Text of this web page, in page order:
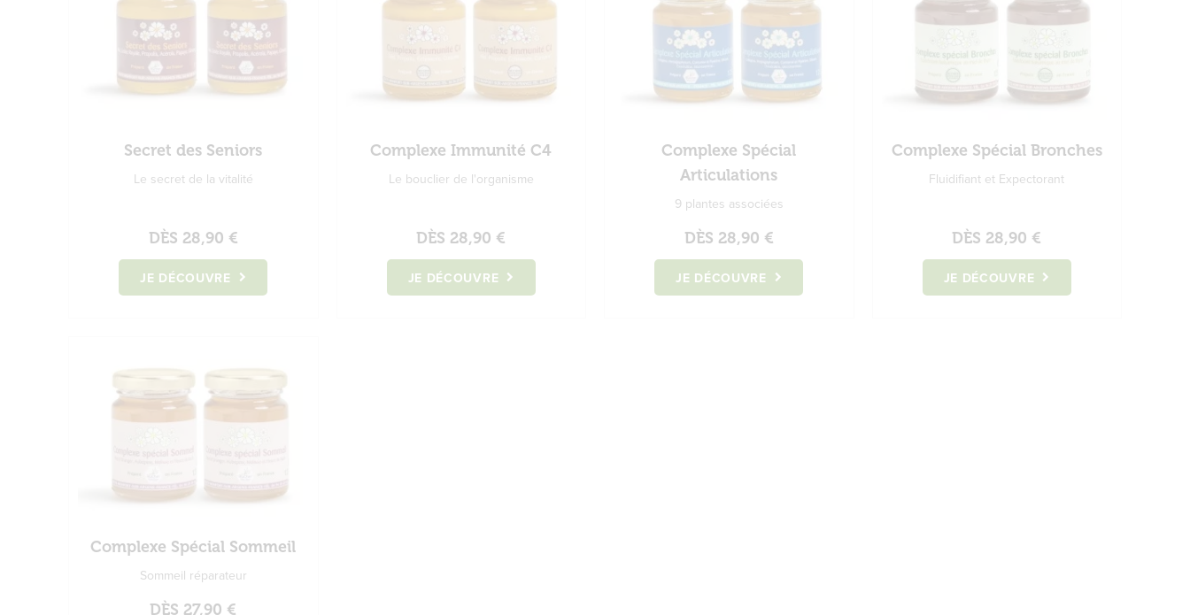
Secret des Seniors
Le secret de la vitalité
DÈS 28,90 €
JE DÉCOUVRE
Complexe Immunité C4
Le bouclier de l'organisme
DÈS 28,90 €
JE DÉCOUVRE
Complexe Spécial
Articulations
9 plantes associées
DÈS 28,90 €
JE DÉCOUVRE
Complexe Spécial Bronches
Fluidifiant et Expectorant
DÈS 28,90 €
JE DÉCOUVRE
Complexe Spécial Sommeil
Sommeil réparateur
DÈS 27,90 €